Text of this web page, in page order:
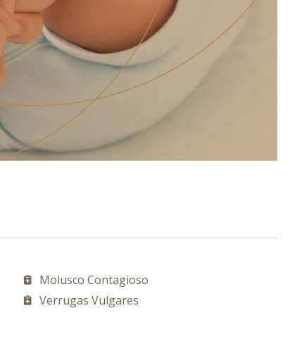
Molusco Contagioso
Verrugas Vulgares